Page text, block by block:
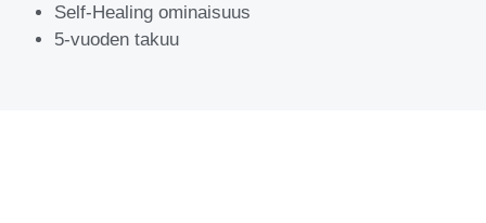
Self-Healing ominaisuus
5-vuoden takuu